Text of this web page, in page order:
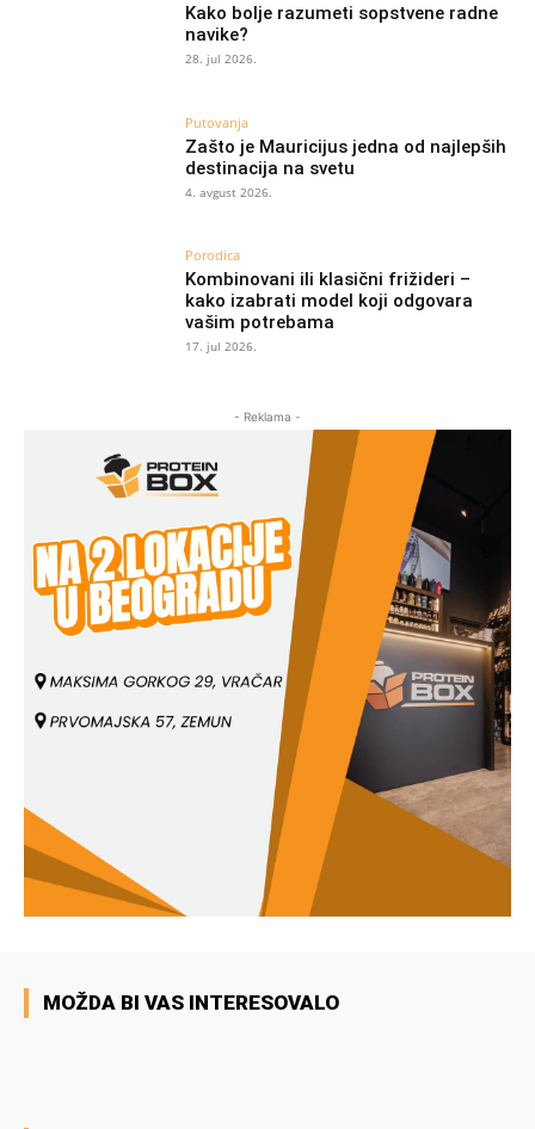
Kako bolje razumeti sopstvene radne
navike?
28. jul 2026.
Putovanja
Zašto je Mauricijus jedna od najlepših
destinacija na svetu
4. avgust 2026.
Porodica
Kombinovani ili klasični frižideri –
kako izabrati model koji odgovara
vašim potrebama
17. jul 2026.
- Reklama -
MOŽDA BI VAS INTERESOVALO